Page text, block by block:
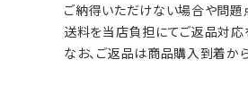
ご納得いただけない場合や問題
送料を当店負担にてご返品対応
なお、ご返品は商品購入到着か